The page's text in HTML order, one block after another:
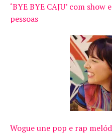
‘BYE BYE CAJU’ com
pessoas
Wogue une pop e rap